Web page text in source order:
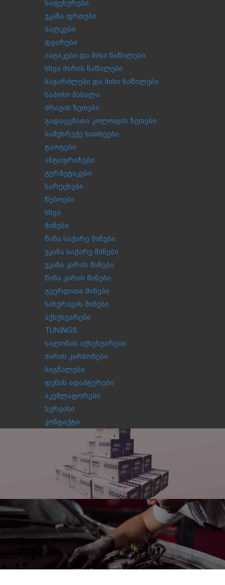
საფეხურები
უკანა ფრთები
ბალკები
დგარები
იატაკები და მისი ნაწილები
სხვა ძარის ნაწილები
სავარძლები და მისი ნაწილები
საპოხი მასალა
ძრავის ზეთები
გადაცემათა კოლოფის ზეთები
სამუხრუჭე სითხეები
ტაოტები
ანტიფრიზები
გერმეტიკები
სარეცხები
წებოები
სხვა
მინები
წინა საქარე მინები
უკანა საქარე მინები
უკანა კარის მინები
წინა კარის მინები
გვერდითი მინები
სახურავის მინები
აქსესუარები
TUNINGS
სალონის აქსესუარები
ძარის კარბონები
სიგნალები
დენის ადაპტერები
აკუმლატორები
სერვისი
კონტაქტი